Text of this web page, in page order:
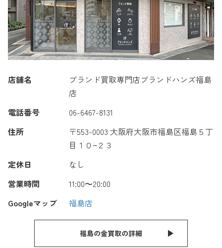
店舗名
ブランド買取専門店ブランドハンズ福島
店
電話番号
06-6467-8131
住所
〒553-0003 大阪府大阪市福島区福島５丁
目１０−２３
定休日
なし
営業時間
11:00〜20:00
Googleマップ
福島店
福島の金買取の詳細